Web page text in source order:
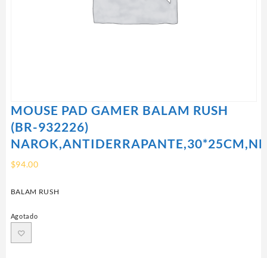
MOUSE PAD GAMER BALAM RUSH
(BR-932226)
$94.00
BALAM RUSH
Agotado